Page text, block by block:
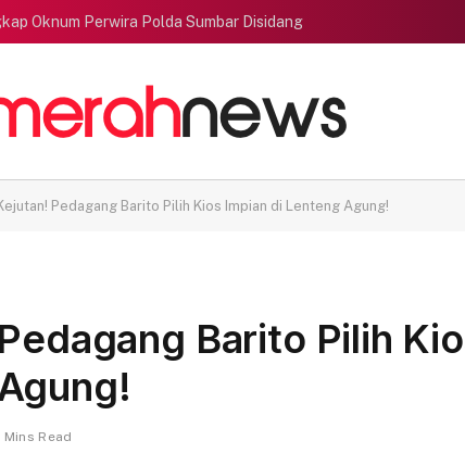
Oknum Perwira Polda Sumbar Disidang
Pedagang Barito Pilih Kios Impian di Lenteng Agung!
Barito Pilih
Mins Read